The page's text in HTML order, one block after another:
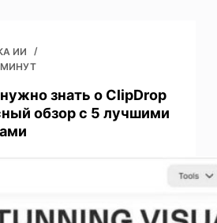
ИИ
МИНУТ
знать о ClipDrop
обзор с 5 лучшими